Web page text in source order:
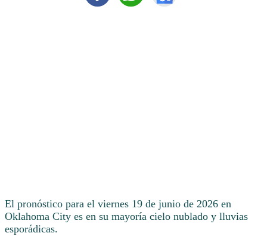
El pronóstico para el viernes 19 de junio de 2026 en
Oklahoma City es en su mayoría cielo nublado y lluvias
esporádicas.